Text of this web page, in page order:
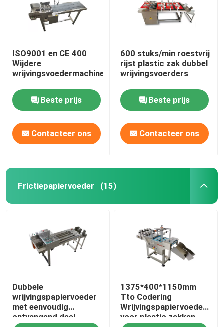
ISO9001 en CE 400
Wijdere
wrijvingsvoedermachine
Beste prijs
Contacteer ons
600 stuks/min roestvrij
rijst plastic zak dubbel
wrijvingsvoerders
Beste prijs
Contacteer ons
Frictiepapiervoeder (15)
Dubbele
wrijvingspapiervoeder
met eenvoudig
ontvangend deel
1375*400*1150mm
Tto Codering
Wrijvingspapiervoeder
voor plastic zakken